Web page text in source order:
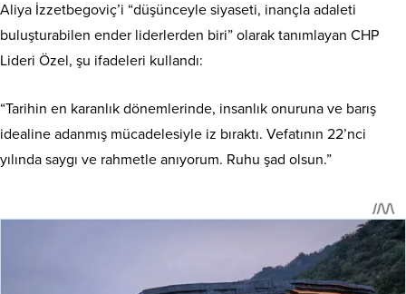
Aliya İzzetbegoviç’i “düşünceyle siyaseti, inançla adaleti
buluşturabilen ender liderlerden biri” olarak tanımlayan CHP
Lideri Özel, şu ifadeleri kullandı:
“Tarihin en karanlık dönemlerinde, insanlık onuruna ve barış
idealine adanmış mücadelesiyle iz bıraktı. Vefatının 22’nci
yılında saygı ve rahmetle anıyorum. Ruhu şad olsun.”